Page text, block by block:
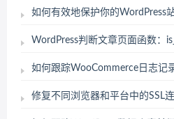
如何有效地保护你的WordPress
WordPress判断文章页面函数：
如何跟踪WooCommerce日志记
修复不同浏览器和平台中的SSL